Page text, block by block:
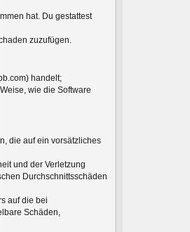
hat. Du gestattest
zuzufügen.
handelt;
wie die Software
die auf ein vorsätzliches
und der Verletzung
Durchschnittsschäden
auf die bei
Schäden,